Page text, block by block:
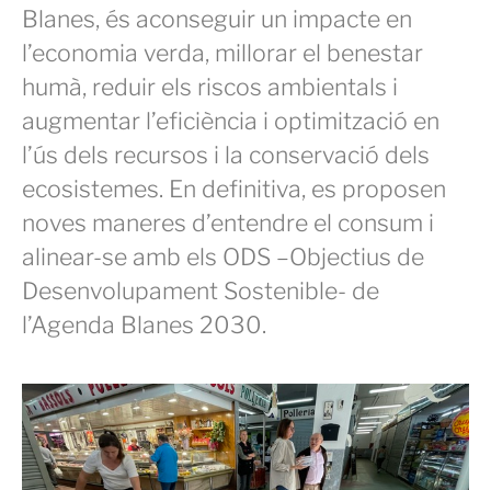
Blanes, és aconseguir un impacte en
l’economia verda, millorar el benestar
humà, reduir els riscos ambientals i
augmentar l’eficiència i optimització en
l’ús dels recursos i la conservació dels
ecosistemes. En definitiva, es proposen
noves maneres d’entendre el consum i
alinear-se amb els ODS –Objectius de
Desenvolupament Sostenible- de
l’Agenda Blanes 2030.